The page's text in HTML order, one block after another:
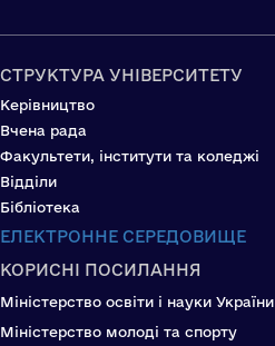
СТРУКТУРА УНІВЕРСИТЕТУ
Керівництво
Вчена рада
Факультети, інститути та коледжі
Відділи
Бібліотека
ЕЛЕКТРОННЕ СЕРЕДОВИЩЕ
КОРИСНІ ПОСИЛАННЯ
Міністерство освіти і науки України
Міністерство молоді та спорту